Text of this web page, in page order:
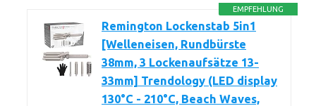
EMPFEHLUNG
Remington Lockenstab 5in1
[Welleneisen, Rundbürste
38mm, 3 Lockenaufsätze 13-
33mm] Trendology (LED display
130°C - 210°C, Beach Waves,